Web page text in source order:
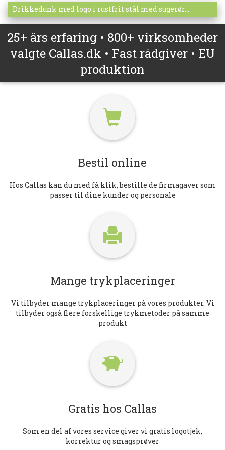
Drikkedunk med logo i rustfrit stål med sugerør...
Mere info
25+ års erfaring • 800+ virksomheder
valgte Callas.dk • Fast rådgiver • EU
produktion
Bestil online
Hos Callas kan du med få klik, bestille de firmagaver som
passer til dine kunder og personale
Mange trykplaceringer
Vi tilbyder mange trykplaceringer på vores produkter. Vi
tilbyder også flere forskellige trykmetoder på samme
produkt
Gratis hos Callas
Som en del af vores service giver vi gratis logotjek,
korrektur og smagsprøver